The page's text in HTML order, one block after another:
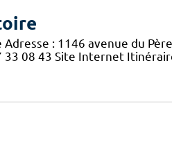
: 1146 avenue du
33 08 43 Site Internet